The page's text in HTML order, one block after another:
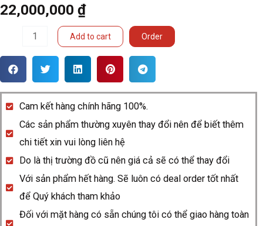
22,000,000 ₫
Rado
734.0248.3.071
quantity
Add to cart Order
Cam kết hàng chính hãng 100%.
Các sản phẩm thường xuyên thay đổi nên để biết thêm
chi tiết xin vui lòng liên hệ
Do là thị trường đồ cũ nên giá cả sẽ có thể thay đổi
Với sản phẩm hết hàng. Sẽ luôn có deal order tốt nhất
để Quý khách tham khảo
Đối với mặt hàng có sẵn chúng tôi có thể giao hàng toàn